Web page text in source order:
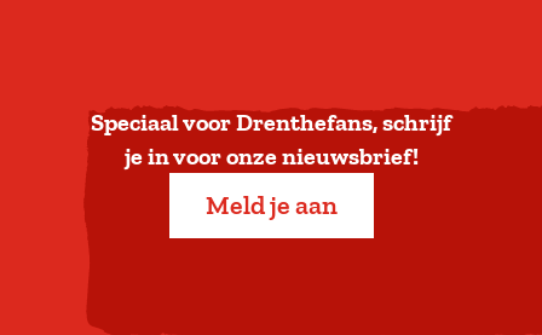
a
a
b
Speciaal voor Drenthefans, schrijf
je in voor onze nieuwsbrief!
Meld je aan